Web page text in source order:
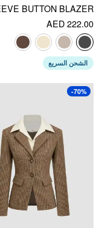
AED 222.00
الشحن السريع
-70%